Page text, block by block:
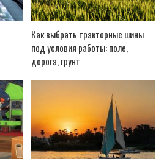
Как выбрать тракторные шины
под условия работы: поле,
дорога, грунт